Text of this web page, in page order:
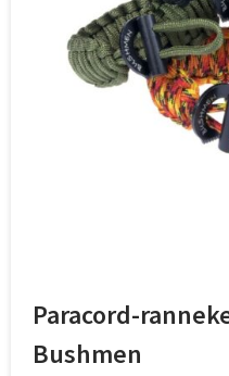
Paracord-
Bushmen